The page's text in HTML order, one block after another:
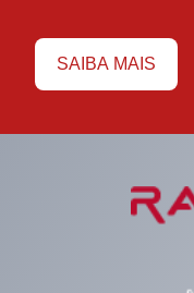
SAIBA MAIS